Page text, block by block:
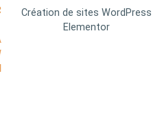
Création de sites WordPress
Elementor